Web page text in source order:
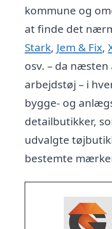
kommune og
at finde det
Stark, Jem & Fix,
osv. – da
arbejdstøj – i
bygge- og
detailbutikker,
udvalgte
bestemte